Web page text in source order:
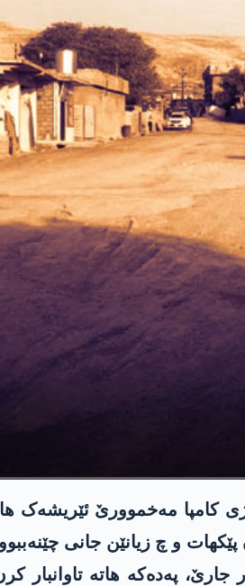
کامپا مەخموورێ ئێریشەک
و چ زیانێن جانی
جارێ، پەدەکە ھاتە